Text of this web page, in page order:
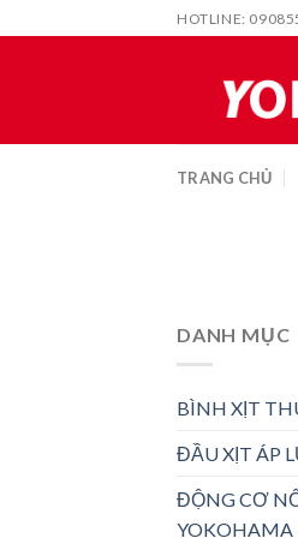
to
HOTLINE:
TRANG CHỦ
DANH MỤC
BÌNH XỊT
ĐẦU XỊT ÁP
ĐỘNG CƠ
YOKOHAMA